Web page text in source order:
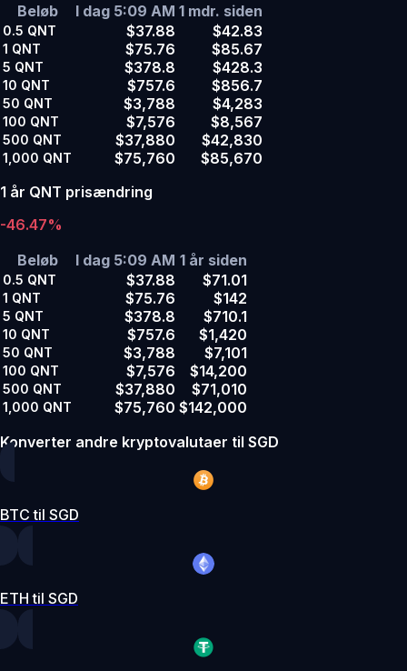
Beløb
I dag 5:09 AM 1 mdr. siden
0.5 QNT $37.88 $42.83
1 QNT $75.76 $85.67
5 QNT $378.8 $428.3
10 QNT $757.6 $856.7
50 QNT $3,788 $4,283
100 QNT $7,576 $8,567
500 QNT $37,880 $42,830
1,000 QNT $75,760
$85,670
1 år QNT prisændring
-46.47%
Beløb
I dag 5:09 AM 1 år siden
0.5 QNT $37.88 $71.01
1 QNT $75.76 $142
5 QNT $378.8 $710.1
10 QNT $757.6 $1,420
50 QNT $3,788 $7,101
100 QNT $7,576 $14,200
500 QNT $37,880 $71,010
1,000 QNT $75,760 $142,000
Konverter andre kryptovalutaer til SGD
BTC til SGD
ETH til SGD